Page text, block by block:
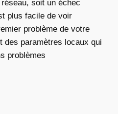
soit un échec
plus facile de voir
problème de votre
des paramètres locaux qui
problèmes